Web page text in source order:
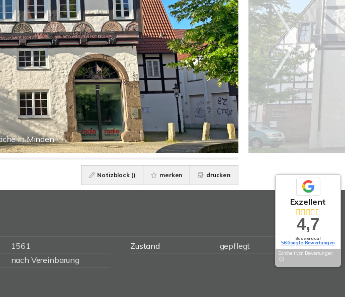
in Minden
Notizblock () merken drucken
1561 Zustand
gepflegt
nach Vereinbarung
Exzellent
4,7
Basierend auf
56 Google-Bewertungen
Echtheit von Bewertungen